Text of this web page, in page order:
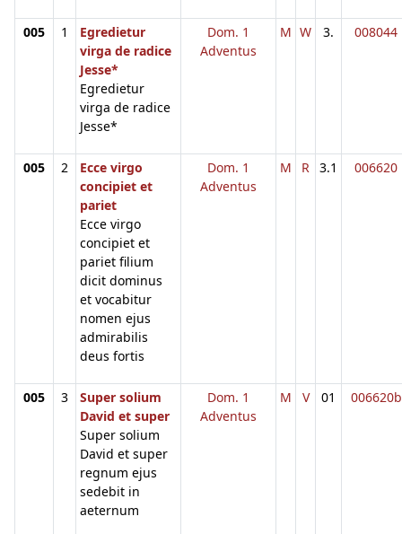
005 1
Egredietur
virga de radice
Jesse*
Egredietur
virga de radice
Jesse*
Dom. 1
Adventus
M W 3. 008044
005 2
Ecce virgo
concipiet et
pariet
Ecce virgo
concipiet et
pariet filium
dicit dominus
et vocabitur
nomen ejus
admirabilis
deus fortis
Dom. 1
Adventus
M R 3.1 006620
005 3
Super solium
David et super
Super solium
David et super
regnum ejus
sedebit in
aeternum
Dom. 1
Adventus
M V 01 006620b